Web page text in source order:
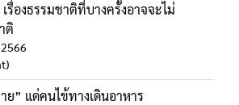
รื่องธรรมชาติที่บางครั้งอาจจะไม่
ติ
ย” แด่คนไข้ทางเดินอาหาร